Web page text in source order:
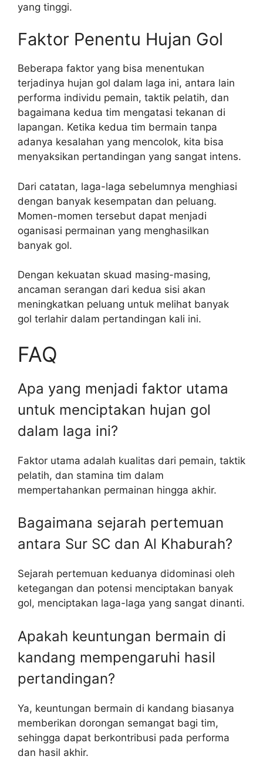
yang tinggi.
Faktor Penentu Hujan Gol
Beberapa faktor yang bisa menentukan
terjadinya hujan gol dalam laga ini, antara lain
performa individu pemain, taktik pelatih, dan
bagaimana kedua tim mengatasi tekanan di
lapangan. Ketika kedua tim bermain tanpa
adanya kesalahan yang mencolok, kita bisa
menyaksikan pertandingan yang sangat intens.
Dari catatan, laga-laga sebelumnya menghiasi
dengan banyak kesempatan dan peluang.
Momen-momen tersebut dapat menjadi
oganisasi permainan yang menghasilkan
banyak gol.
Dengan kekuatan skuad masing-masing,
ancaman serangan dari kedua sisi akan
meningkatkan peluang untuk melihat banyak
gol terlahir dalam pertandingan kali ini.
FAQ
Apa yang menjadi faktor utama
untuk menciptakan hujan gol
dalam laga ini?
Faktor utama adalah kualitas dari pemain, taktik
pelatih, dan stamina tim dalam
mempertahankan permainan hingga akhir.
Bagaimana sejarah pertemuan
antara Sur SC dan Al Khaburah?
Sejarah pertemuan keduanya didominasi oleh
ketegangan dan potensi menciptakan banyak
gol, menciptakan laga-laga yang sangat dinanti.
Apakah keuntungan bermain di
kandang mempengaruhi hasil
pertandingan?
Ya, keuntungan bermain di kandang biasanya
memberikan dorongan semangat bagi tim,
sehingga dapat berkontribusi pada performa
dan hasil akhir.